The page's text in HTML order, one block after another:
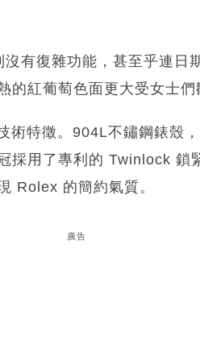
有復雜功能，甚至乎連日
紅葡萄色面更大受女士們
特徵。904L不鏽鋼錶殼
採用了專利的 Twinlock 鎖
Rolex 的簡約氣質。
廣告